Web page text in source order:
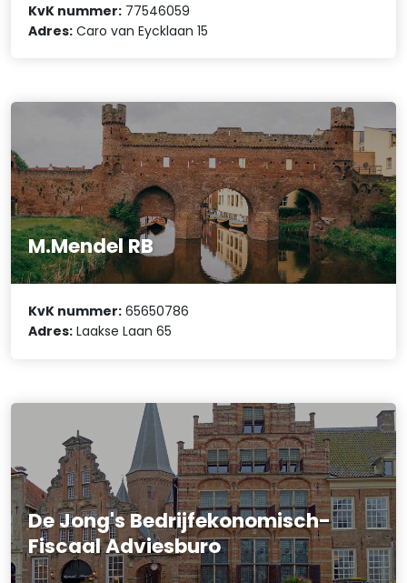
KvK nummer: 77546059
Adres: Caro van Eycklaan 15
M.Mendel RB
KvK nummer: 65650786
Adres: Laakse Laan 65
De Jong's Bedrijfekonomisch-
Fiscaal Adviesburo